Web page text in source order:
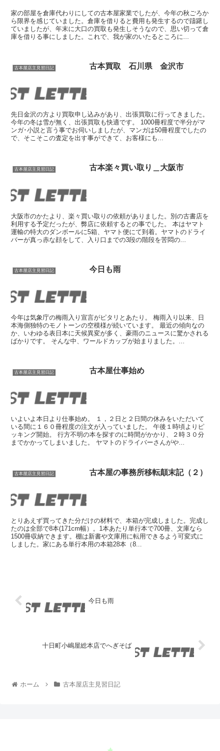
家の部屋を倉庫代わりにしての古本屋家業でしたが、今年の秋ごろか
ら限界を感じていました。倉庫を借りると費用も発生するので躊躇し
ていましたが、年末に大口の買取も発生しそうなので、思い切って倉
庫を借りる事にしました。これで、我が家のいたるところに...
古本屋店主見習日記 古本買取 石川県 金沢市
先日金沢の方より買取申し込みがあり、出張買取に行ってきました。
今年の冬は雪が無く、出張買取も快適です。 1000冊程度で半分がマ
ンガ･小説と言う事でお伺いしましたが、マンガは50冊程度でしたの
で、そこそこの査定を出す事ができて、お客様にも...
古本屋店主見習日記 古本楽々買い取り＿大阪市
大阪市のかたより、楽々買い取りの依頼がありました。別の古書店を
利用する予定だったが、弊店に依頼するとの事でした。 本はヤマト
運輸の特大のダンボールに5箱、ヤマト便にて到着。ヤマトのドライ
バーが真っ赤な顔をして、入り口までの3段の階段を苦悶の...
古本屋店主見習日記 今日も雨
今年は気象庁の梅雨入り宣言がピタリとあたり。 梅雨入り以来、日
本海側独特のモノトーンの空模様が続いています。 最近の傾向なの
か、いわゆる表日本に天候異変が多く、豪雨のニュースに驚かされる
ばかりです。 そんな中、ワールドカップが始まりました。...
古本屋店主見習日記 古本屋仕事始め
いよいよ本日より仕事始め。 １，２日と２日間の休みをいただいて
いる間に１６０冊程度の注文が入っていました。 午後１時頃よりピ
ッキング開始。 行方不明の本を探すのに時間がかかり、２時３０分
までかかってしまいました。 ヤマトのドライバーさんがや...
古本屋店主見習日記 古本屋の事務所移転顛末記（２）
とりあえず買ってきた分だけの材料で、本箱が完成しました。完成し
たのは全部で8本(171cm幅）。1本あたり単行本で700冊、文庫なら
1500冊収納できます。棚は新書や文庫用に転用できるよう可変式に
しました。家にある単行本用の本箱28本（8...
今日も雨
十日町小嶋屋総本店でへぎそば
ホーム 古本屋店主見習日記